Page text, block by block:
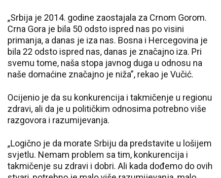
„Srbija je 2014. godine zaostajala za Crnom Gorom.
Crna Gora je bila 50 odsto ispred nas po visini
primanja, a danas je iza nas. Bosna i Hercegovina je
bila 22 odsto ispred nas, danas je značajno iza. Pri
svemu tome, naša stopa javnog duga u odnosu na
naše domaćine značajno je niža”, rekao je Vučić.
Ocijenio je da su konkurencija i takmičenje u regionu
zdravi, ali da je u političkim odnosima potrebno više
razgovora i razumijevanja.
„Logično je da morate Srbiju da predstavite u lošijem
svjetlu. Nemam problem sa tim, konkurencija i
takmičenje su zdravi i dobri. Ali kada dođemo do ovih